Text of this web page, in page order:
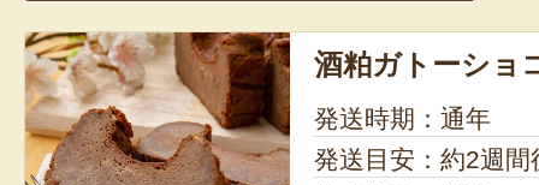
酒粕ガトーショ
発送時期：通年
発送目安：約2週間